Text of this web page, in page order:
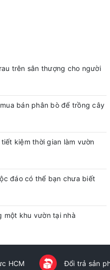
trên sân thượng cho người
bán phân bò để trồng cây
kiệm thời gian làm vườn
đáo có thể bạn chưa biết
một khu vườn tại nhà
HCM Đổi trả sản